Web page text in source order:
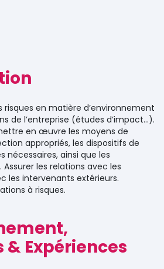
en matière d’environnement
de l’entreprise (études d’impact…).
en œuvre les moyens de
appropriés, les dispositifs de
nécessaires, ainsi que les
les relations avec les
les intervenants extérieurs.
à risques.
& Expériences